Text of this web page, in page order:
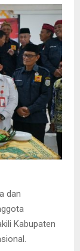
dan
Kabupaten